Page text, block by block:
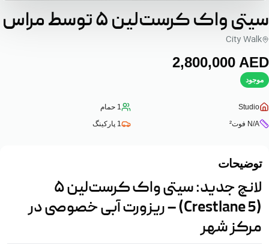
سیتی واک کرست‌لین ۵ توسط مراس
City Walk
‎2,800,000‎ AED
موجود
Studio
1 حمام
N/A فوت² 1 پارکینگ
توضیحات
لانچ جدید: سیتی واک کرست‌لین ۵
(Crestlane 5) – ریزورت آبی خصوصی در
مرکز شهر